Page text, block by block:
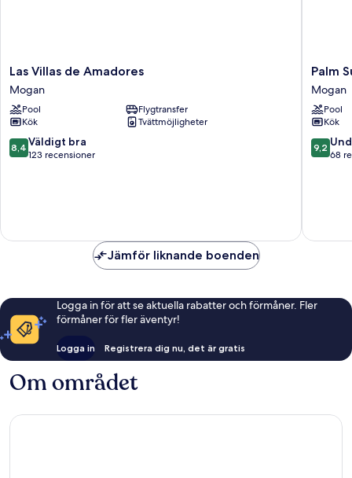
Las
Villas
de
Amadores
Mogan
Las Villas de Amadores
Mogan
Pool
Flygtransfer
Kök
Tvättmöjligheter
8.4
av
8,4 Väldigt bra
123 recensioner
Palm
Suites
Mogan
Palm
Mogan
Pool
Kök
9.2
av
9,2
68
Jämför liknande boenden
Logga in för att se aktuella rabatter och förmåner. Fler
förmåner för fler äventyr!
Logga in Registrera dig nu, det är gratis
Om området